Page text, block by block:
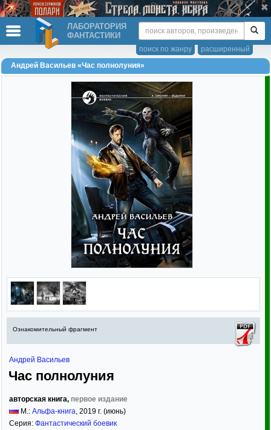
ЛАБОРАТОРИЯ
ФАНТАСТИКИ
расширенный
поиск по жанру
Андрей Васильев «Час полнолуния»
Ознакомительный фрагмент
Андрей Васильев
Час полнолуния
авторская книга, первое издание
М.: Альфа-книга, 2019 г. (июнь)
Серия: Фантастический боевик